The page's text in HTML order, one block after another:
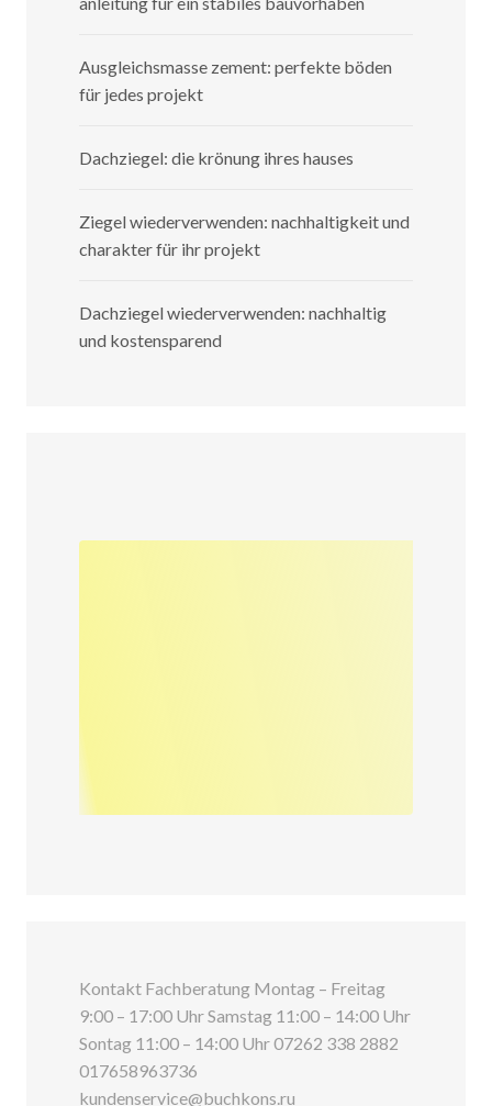
Ausgleichsmasse zement: perfekte böden
für jedes projekt
Dachziegel: die krönung ihres hauses
Ziegel wiederverwenden: nachhaltigkeit und
charakter für ihr projekt
Dachziegel wiederverwenden: nachhaltig
und kostensparend
Kontakt Fachberatung Montag – Freitag
9:00 – 17:00 Uhr Samstag 11:00 – 14:00 Uhr
Sontag 11:00 – 14:00 Uhr 07262 338 2882
017658963736
kundenservice@buchkons.ru